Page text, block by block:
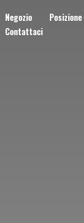
Negozio
Posizione
Contattaci